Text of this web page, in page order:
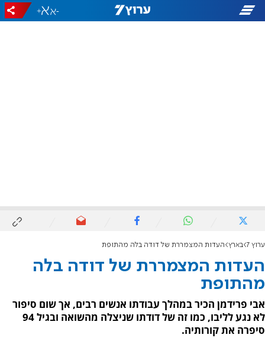
-
+
ערוץ 7 בארץ העדות המצמררת של דודה בלה מהתופת
העדות המצמררת של דודה בלה
מהתופת
אבי פרידמן הכיר במהלך עבודתו אנשים רבים, אך שום סיפור
לא נגע לליבו, כמו זה של דודתו שניצלה מהשואה ובגיל 94
סיפרה את קורותיה.